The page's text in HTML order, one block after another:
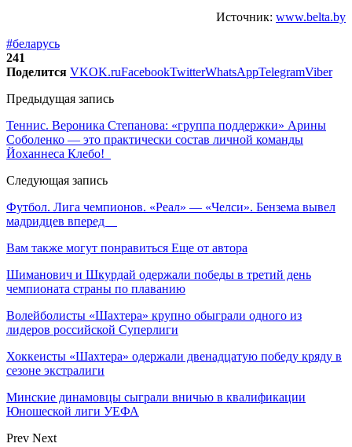
Источник: www.belta.by
#беларусь
241
Поделится VKOK.ruFacebookTwitterWhatsAppTelegramViber
Предыдущая запись
Теннис. Вероника Степанова: «группа поддержки» Арины
Соболенко — это практически состав личной команды
Йоханнеса Клебо!
Следующая запись
Футбол. Лига чемпионов. «Реал» — «Челси». Бензема вывел
мадридцев вперед
Вам также могут понравиться Еще от автора
Шиманович и Шкурдай одержали победы в третий день
чемпионата страны по плаванию
Волейболисты «Шахтера» крупно обыграли одного из
лидеров российской Суперлиги
Хоккеисты «Шахтера» одержали двенадцатую победу кряду в
сезоне экстралиги
Минские динамовцы сыграли вничью в квалификации
Юношеской лиги УЕФА
Prev Next